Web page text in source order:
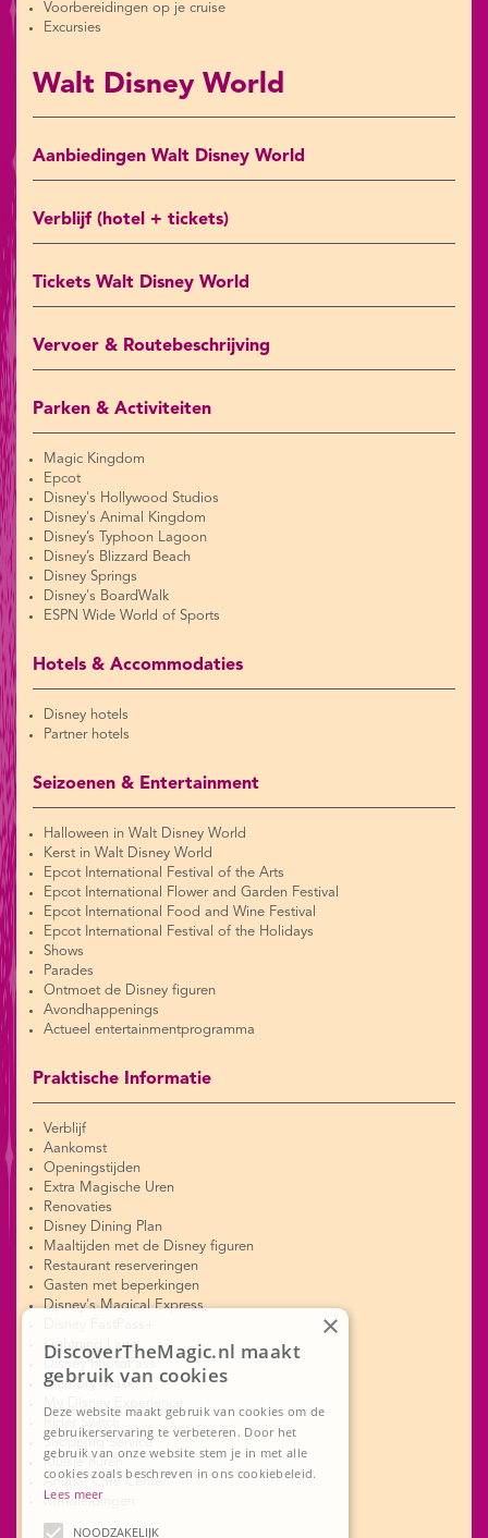
Voorbereidingen op je cruise
Excursies
Walt Disney World
Aanbiedingen Walt Disney World
Verblijf (hotel + tickets)
Tickets Walt Disney World
Vervoer & Routebeschrijving
Parken & Activiteiten
Magic Kingdom
Epcot
Disney's Hollywood Studios
Disney's Animal Kingdom
Disney’s Typhoon Lagoon
Disney’s Blizzard Beach
Disney Springs
Disney's BoardWalk
ESPN Wide World of Sports
Hotels & Accommodaties
Disney hotels
Partner hotels
Seizoenen & Entertainment
Halloween in Walt Disney World
Kerst in Walt Disney World
Epcot International Festival of the Arts
Epcot International Flower and Garden Festival
Epcot International Food and Wine Festival
Epcot International Festival of the Holidays
Shows
Parades
Ontmoet de Disney figuren
Avondhappenings
Actueel entertainmentprogramma
Praktische Informatie
Verblijf
Aankomst
Openingstijden
Extra Magische Uren
Renovaties
Disney Dining Plan
Maaltijden met de Disney figuren
Restaurant reserveringen
Gasten met beperkingen
Disney's Magical Express
Lightning Lane
Memory Maker
Shopping Service
Kluisje huren
Animal Care Center
Rondleidingen
DiscoverTheMagic.nl maakt
gebruik van cookies
Deze website maakt gebruik van cookies om de
gebruikerservaring te verbeteren. Door het
gebruik van onze website stem je in met alle
cookies zoals beschreven in ons cookiebeleid.
Lees meer
NOODZAKELIJK
×